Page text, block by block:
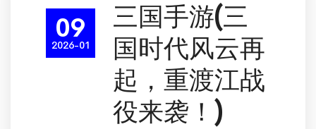
09
2026-01
三国手游(三
国时代风云再
起，重渡江战
役来袭！)